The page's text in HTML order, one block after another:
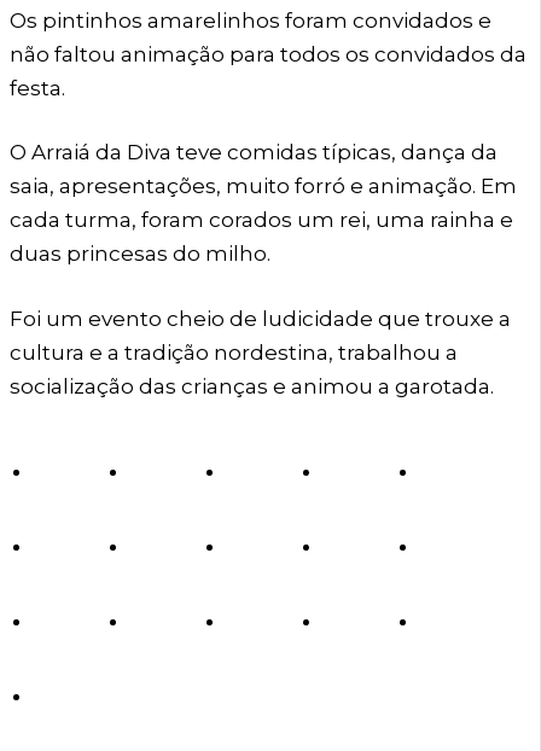
Os pintinhos amarelinhos foram convidados e
não faltou animação para todos os convidados da
festa.
O Arraiá da Diva teve comidas típicas, dança da
saia, apresentações, muito forró e animação. Em
cada turma, foram corados um rei, uma rainha e
duas princesas do milho.
Foi um evento cheio de ludicidade que trouxe a
cultura e a tradição nordestina, trabalhou a
socialização das crianças e animou a garotada.